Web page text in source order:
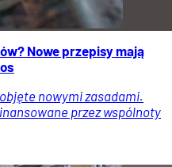
Nowe przepisy mają
nowymi zasadami.
przez wspólnoty